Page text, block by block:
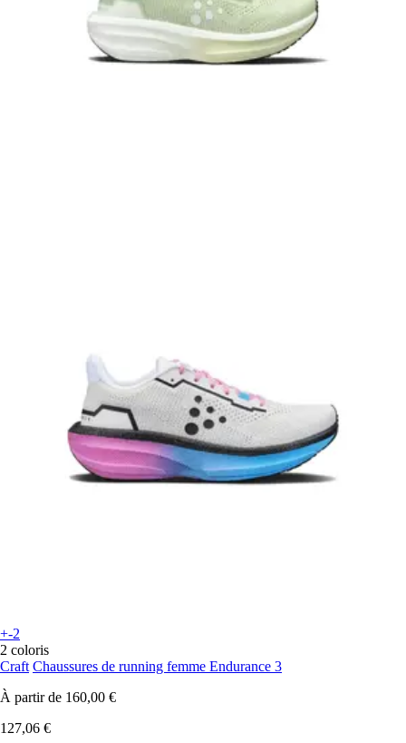
+-2
2 coloris
Craft Chaussures de running femme Endurance 3
À partir de 160,00 €
127,06 €